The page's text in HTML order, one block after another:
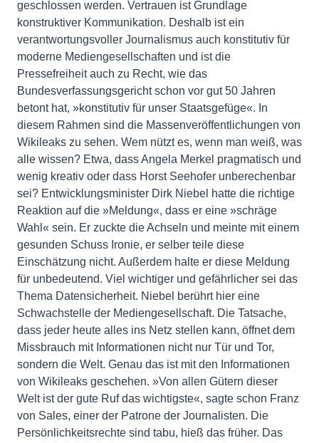
geschlossen werden. Vertrauen ist Grundlage
konstruktiver Kommunikation. Deshalb ist ein
verantwortungsvoller Journalismus auch konstitutiv für
moderne Mediengesellschaften und ist die
Pressefreiheit auch zu Recht, wie das
Bundesverfassungsgericht schon vor gut 50 Jahren
betont hat, »konstitutiv für unser Staatsgefüge«. In
diesem Rahmen sind die Massenveröffentlichungen von
Wikileaks zu sehen. Wem nützt es, wenn man weiß, was
alle wissen? Etwa, dass Angela Merkel pragmatisch und
wenig kreativ oder dass Horst Seehofer unberechenbar
sei? Entwicklungsminister Dirk Niebel hatte die richtige
Reaktion auf die »Meldung«, dass er eine »schräge
Wahl« sein. Er zuckte die Achseln und meinte mit einem
gesunden Schuss Ironie, er selber teile diese
Einschätzung nicht. Außerdem halte er diese Meldung
für unbedeutend. Viel wichtiger und gefährlicher sei das
Thema Datensicherheit. Niebel berührt hier eine
Schwachstelle der Mediengesellschaft. Die Tatsache,
dass jeder heute alles ins Netz stellen kann, öffnet dem
Missbrauch mit Informationen nicht nur Tür und Tor,
sondern die Welt. Genau das ist mit den Informationen
von Wikileaks geschehen. »Von allen Gütern dieser
Welt ist der gute Ruf das wichtigste«, sagte schon Franz
von Sales, einer der Patrone der Journalisten. Die
Persönlichkeitsrechte sind tabu, hieß das früher. Das